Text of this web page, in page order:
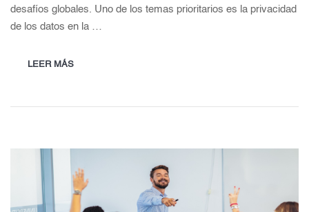
desafíos globales. Uno de los temas prioritarios es la privacidad
de los datos en la …
LEER MÁS